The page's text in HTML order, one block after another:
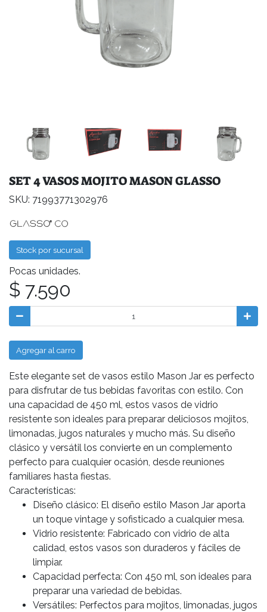
SET 4 VASOS MOJITO MASON GLASSO
SKU: 71993771302976
Stock por sucursal
Pocas unidades.
$ 7.590
Agregar al carro
Este elegante set de vasos estilo Mason Jar es perfecto
para disfrutar de tus bebidas favoritas con estilo. Con
una capacidad de 450 ml, estos vasos de vidrio
resistente son ideales para preparar deliciosos mojitos,
limonadas, jugos naturales y mucho más. Su diseño
clásico y versátil los convierte en un complemento
perfecto para cualquier ocasión, desde reuniones
familiares hasta fiestas.
Características:
Diseño clásico: El diseño estilo Mason Jar aporta
un toque vintage y sofisticado a cualquier mesa.
Vidrio resistente: Fabricado con vidrio de alta
calidad, estos vasos son duraderos y fáciles de
limpiar.
Capacidad perfecta: Con 450 ml, son ideales para
preparar una variedad de bebidas.
Versátiles: Perfectos para mojitos, limonadas, jugos